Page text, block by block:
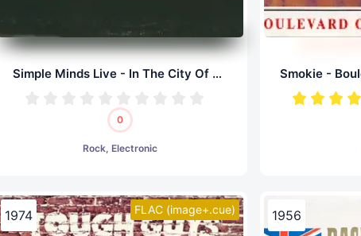
Simple Minds Live - In The City Of Light (LP, 24/96.0)
0
Rock, Electronic
FLAC (image+.cue)
1974 1956